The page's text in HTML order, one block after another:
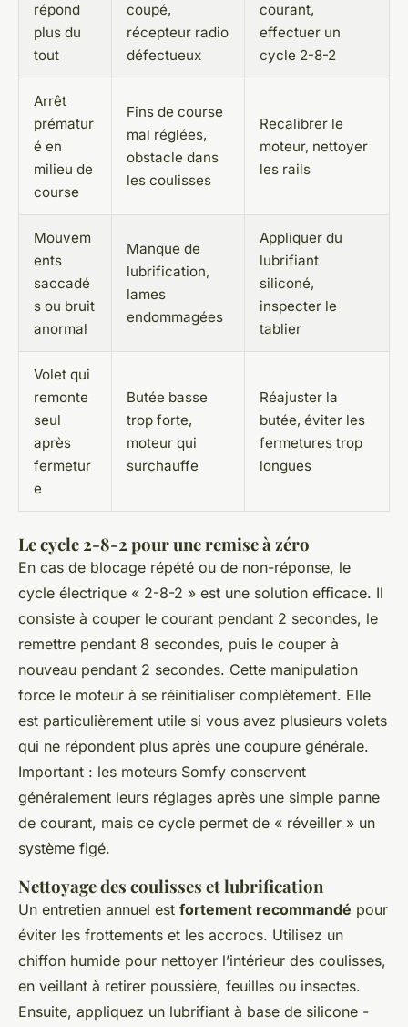
répond
plus du
tout
coupé,
récepteur radio
défectueux
courant,
effectuer un
cycle 2-8-2
Arrêt
prématur
é en
milieu de
course
Fins de course
mal réglées,
obstacle dans
les coulisses
Recalibrer le
moteur, nettoyer
les rails
Mouvem
ents
saccadé
s ou bruit
anormal
Manque de
lubrification,
lames
endommagées
Appliquer du
lubrifiant
siliconé,
inspecter le
tablier
Volet qui
remonte
seul
après
fermetur
e
Butée basse
trop forte,
moteur qui
surchauffe
Réajuster la
butée, éviter les
fermetures trop
longues
Le cycle 2-8-2 pour une remise à zéro
En cas de blocage répété ou de non-réponse, le
cycle électrique « 2-8-2 » est une solution efficace. Il
consiste à couper le courant pendant 2 secondes, le
remettre pendant 8 secondes, puis le couper à
nouveau pendant 2 secondes. Cette manipulation
force le moteur à se réinitialiser complètement. Elle
est particulièrement utile si vous avez plusieurs volets
qui ne répondent plus après une coupure générale.
Important : les moteurs Somfy conservent
généralement leurs réglages après une simple panne
de courant, mais ce cycle permet de « réveiller » un
système figé.
Nettoyage des coulisses et lubrification
Un entretien annuel est fortement recommandé pour
éviter les frottements et les accrocs. Utilisez un
chiffon humide pour nettoyer l’intérieur des coulisses,
en veillant à retirer poussière, feuilles ou insectes.
Ensuite, appliquez un lubrifiant à base de silicone -